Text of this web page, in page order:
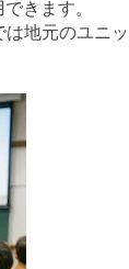
きます。
地元のユニッ